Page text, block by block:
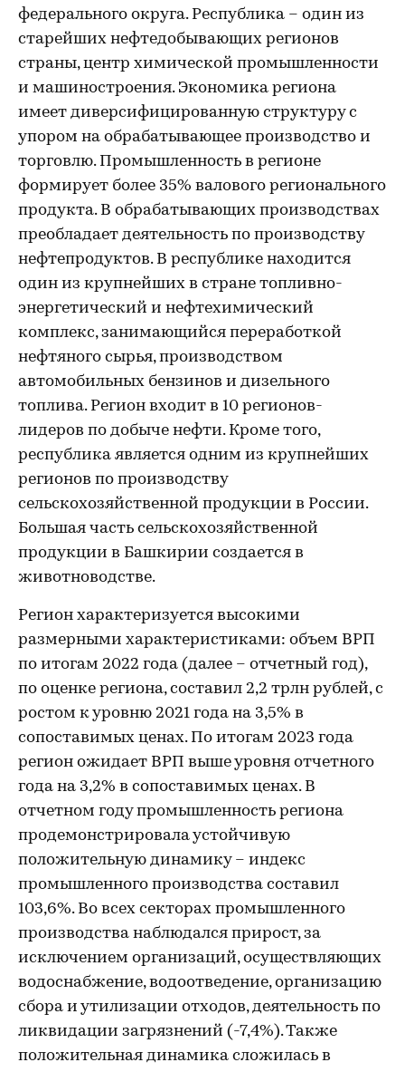
федерального округа. Республика – один из
старейших нефтедобывающих регионов
страны, центр химической промышленности
и машиностроения. Экономика региона
имеет диверсифицированную структуру с
упором на обрабатывающее производство и
торговлю. Промышленность в регионе
формирует более 35% валового регионального
продукта. В обрабатывающих производствах
преобладает деятельность по производству
нефтепродуктов. В республике находится
один из крупнейших в стране топливно-
энергетический и нефтехимический
комплекс, занимающийся переработкой
нефтяного сырья, производством
автомобильных бензинов и дизельного
топлива. Регион входит в 10 регионов-
лидеров по добыче нефти. Кроме того,
республика является одним из крупнейших
регионов по производству
сельскохозяйственной продукции в России.
Большая часть сельскохозяйственной
продукции в Башкирии создается в
животноводстве.
Регион характеризуется высокими
размерными характеристиками: объем ВРП
по итогам 2022 года (далее – отчетный год),
по оценке региона, составил 2,2 трлн рублей, с
ростом к уровню 2021 года на 3,5% в
сопоставимых ценах. По итогам 2023 года
регион ожидает ВРП выше уровня отчетного
года на 3,2% в сопоставимых ценах. В
отчетном году промышленность региона
продемонстрировала устойчивую
положительную динамику – индекс
промышленного производства составил
103,6%. Во всех секторах промышленного
производства наблюдался прирост, за
исключением организаций, осуществляющих
водоснабжение, водоотведение, организацию
сбора и утилизации отходов, деятельность по
ликвидации загрязнений (-7,4%). Также
положительная динамика сложилась в